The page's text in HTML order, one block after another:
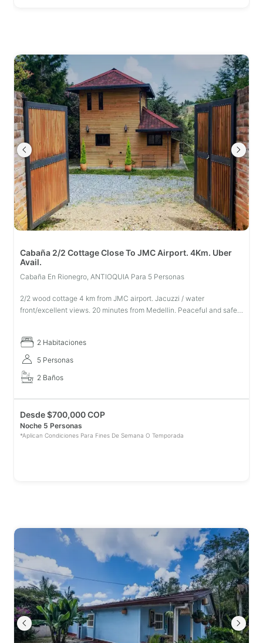
Cabaña 2/2 Cottage Close To JMC Airport. 4Km. Uber
Avail.
Cabaña En Rionegro, ANTIOQUIA Para 5 Personas
2/2 wood cottage 4 km from JMC airport. Jacuzzi / water
front/excellent views. 20 minutes from Medellin. Peaceful and safe
2 Habitaciones
5 Personas
2 Baños
Desde$700,000 COP
Noche 5 Personas
*Aplican Condiciones Para Fines De Semana O Temporada